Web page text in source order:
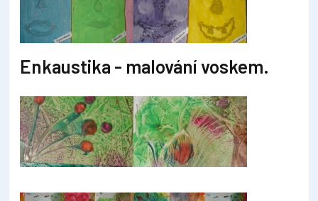
Enkaustika - malování voskem.